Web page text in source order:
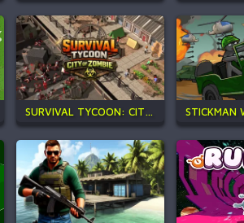
SURVIVAL TYCOON: CITY OF ZOMBIE